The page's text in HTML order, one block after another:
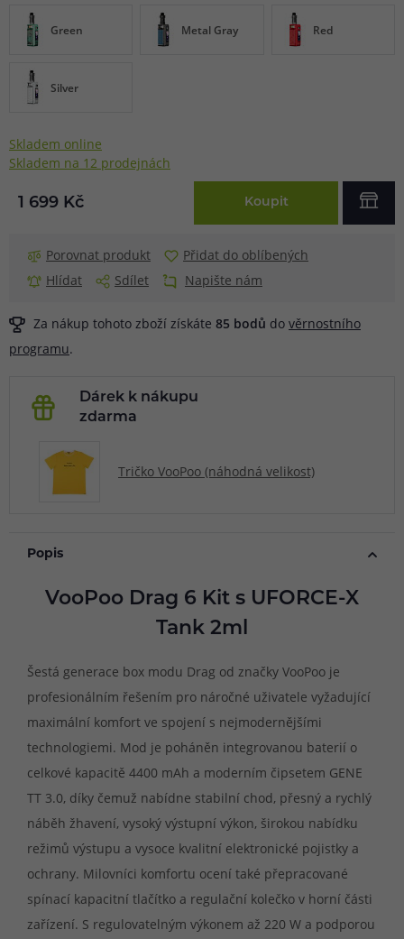
Green Metal Gray Red
Silver
Skladem online
Skladem na 12 prodejnách
1 699 Kč Koupit
Porovnat produkt
Přidat do oblíbených
Hlídat
Sdílet Napište nám
Za nákup tohoto zboží získáte 85 bodů do věrnostního
programu.
Dárek k nákupu
zdarma
Tričko VooPoo (náhodná velikost)
Popis
VooPoo Drag 6 Kit s UFORCE-X
Tank 2ml
Šestá generace box modu Drag od značky VooPoo je
profesionálním řešením pro náročné uživatele vyžadující
maximální komfort ve spojení s nejmodernějšími
technologiemi. Mod je poháněn integrovanou baterií o
celkové kapacitě 4400 mAh a moderním čipsetem GENE
TT 3.0, díky čemuž nabídne stabilní chod, přesný a rychlý
náběh žhavení, vysoký výstupní výkon, širokou nabídku
režimů výstupu a vysoce kvalitní elektronické pojistky a
ochrany. Milovníci komfortu ocení také přepracované
spínací kapacitní tlačítko a regulační kolečko v horní části
zařízení. S regulovatelným výkonem až 220 W a podporou